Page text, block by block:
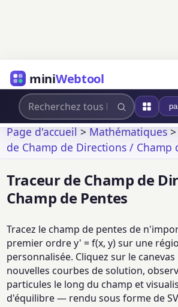
miniWebtool
Page d'accueil>Mathématiques
de Champ de Directions / Champ
Traceur de Champ de
Champ de Pentes
Tracez le champ de pentes de
premier ordre y' = f(x, y) sur une
personnalisée. Cliquez sur le
nouvelles courbes de solution,
particules le long du champ et
d'équilibre — rendu sous forme de